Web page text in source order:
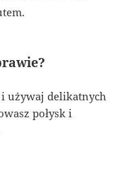
używaj delikatnych
połysk i